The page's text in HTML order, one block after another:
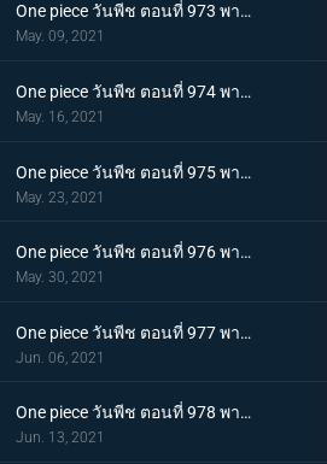
One piece วันพีช ตอนที่ 973 พากย์ไทย ต้มจนตาย การต่อสู้ 1 ชั่วโมงของโอเด้ง
May. 09, 2021
One piece วันพีช ตอนที่ 974 พากย์ไทย โอเด้งจะไม่ใช่โอเด้งถ้าไม่ต้ม!
May. 16, 2021
One piece วันพีช ตอนที่ 975 พากย์ไทย ปราสาทลุกเป็นไฟ! โชคชะตาของตระกูลโคสึกิ!
May. 23, 2021
One piece วันพีช ตอนที่ 976 พากย์ไทย กลับสู่ปัจจุบัน! 20 ปีต่อมา
May. 30, 2021
One piece วันพีช ตอนที่ 977 พากย์ไทย ทะเลมีไว้สำหรับโจรสลัด! บุก! มุ่งสู่โอนิกาชิมะ
Jun. 06, 2021
One piece วันพีช ตอนที่ 978 พากย์ไทย รุ่นที่เลวร้ายที่สุดมาแล้ว! การต่อสู้กลางทะเลอันดุเดือด
Jun. 13, 2021